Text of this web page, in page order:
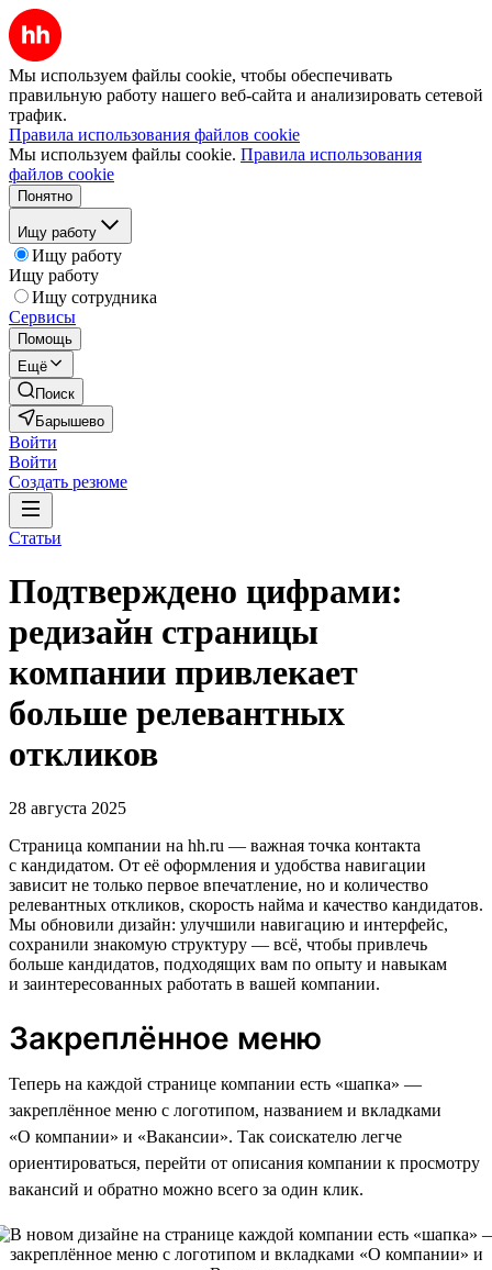
Мы используем файлы cookie, чтобы обеспечивать
правильную работу нашего веб-сайта и анализировать сетевой
трафик.
Правила использования файлов cookie
Мы используем файлы cookie. Правила использования
файлов cookie
Понятно
Ищу работу
Ищу работу
Ищу работу
Ищу сотрудника
Сервисы
Помощь
Ещё
Поиск
Барышево
Войти
Войти
Создать резюме
Статьи
Подтверждено цифрами:
редизайн страницы
компании привлекает
больше релевантных
откликов
28 августа 2025
Страница компании на hh.ru — важная точка контакта
с кандидатом. От её оформления и удобства навигации
зависит не только первое впечатление, но и количество
релевантных откликов, скорость найма и качество кандидатов.
Мы обновили дизайн: улучшили навигацию и интерфейс,
сохранили знакомую структуру — всё, чтобы привлечь
больше кандидатов, подходящих вам по опыту и навыкам
и заинтересованных работать в вашей компании.
Закреплённое меню
Теперь на каждой странице компании есть «шапка» —
закреплённое меню с логотипом, названием и вкладками
«О компании» и «Вакансии». Так соискателю легче
ориентироваться, перейти от описания компании к просмотру
вакансий и обратно можно всего за один клик.